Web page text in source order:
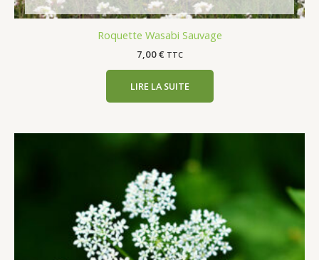
Roquette Wasabi Sauvage
7,00€ TTC
LIRE LA SUITE